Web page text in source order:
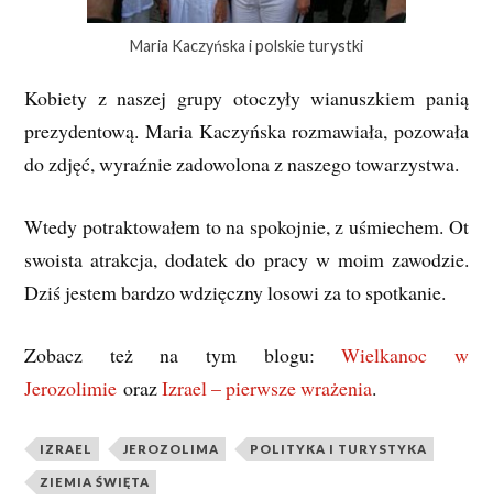
Maria Kaczyńska i polskie turystki
Kobiety z naszej grupy otoczyły wianuszkiem panią
prezydentową. Maria Kaczyńska rozmawiała, pozowała
do zdjęć, wyraźnie zadowolona z naszego towarzystwa.
Wtedy potraktowałem to na spokojnie, z uśmiechem. Ot
swoista atrakcja, dodatek do pracy w moim zawodzie.
Dziś jestem bardzo wdzięczny losowi za to spotkanie.
Zobacz też na tym blogu:Wielkanoc w
Jerozolimie orazIzrael – pierwsze wrażenia.
IZRAEL JEROZOLIMA POLITYKA I TURYSTYKA
ZIEMIA ŚWIĘTA